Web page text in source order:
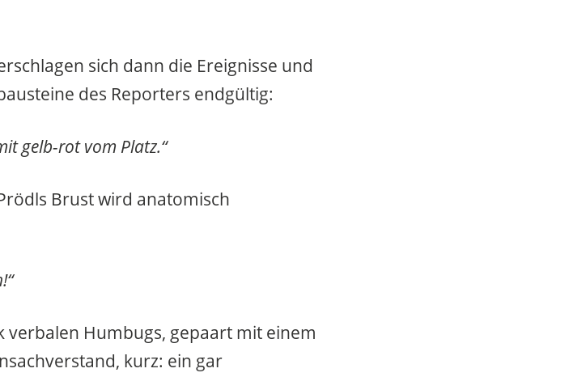
sich dann die Ereignisse und
des Reporters endgültig:
gelb-rot vom Platz.“
Brust wird anatomisch
verbalen Humbugs, gepaart mit einem
kurz: ein gar